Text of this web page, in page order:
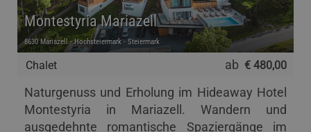
Chalet
Montestyria Mariazell
8630 Mariazell - Hochsteiermark - Steiermark
ab € 480,00
Naturgenuss und Erholung im Hideaway Hotel
Montestyria in Mariazell. Wandern und
ausgedehnte romantische Spaziergänge im